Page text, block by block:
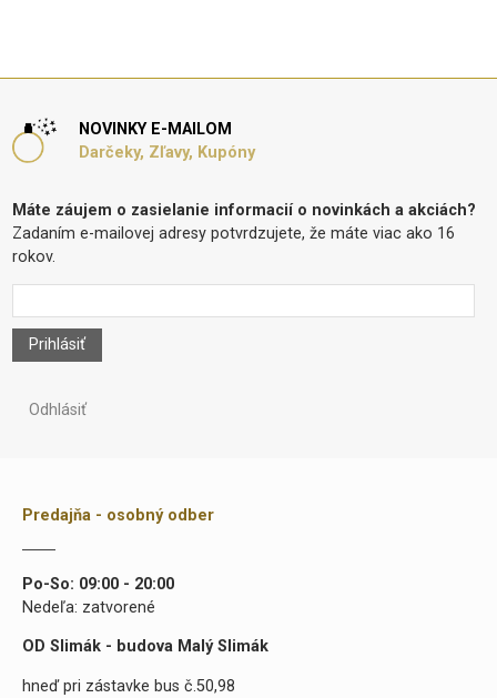
NOVINKY E-MAILOM
Darčeky, Zľavy, Kupóny
Máte záujem o zasielanie informacií o novinkách a akciách?
Zadaním e-mailovej adresy potvrdzujete, že máte viac ako 16
rokov.
Prihlásiť
Odhlásiť
Predajňa - osobný odber
Po-So: 09:00 - 20:00
Nedeľa: zatvorené
OD Slimák - budova Malý Slimák
hneď pri zástavke bus č.50,98